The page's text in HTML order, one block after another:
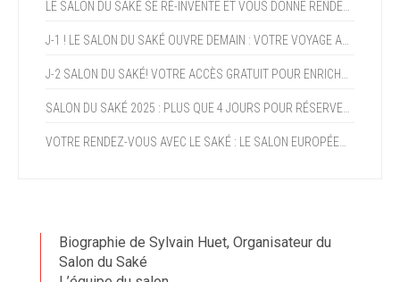
Biographie de Sylvain Huet, Organisateur du
Salon du Saké